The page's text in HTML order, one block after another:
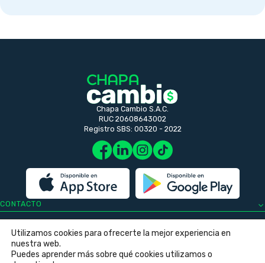
Chapa Cambio S.A.C.
RUC 20608643002
Registro SBS: 00320 - 2022
CONTACTO
HORARIO DE ATENCIÓN
SOPORTE
Utilizamos cookies para ofrecerte la mejor experiencia en
nuestra web.
Puedes aprender más sobre qué cookies utilizamos o